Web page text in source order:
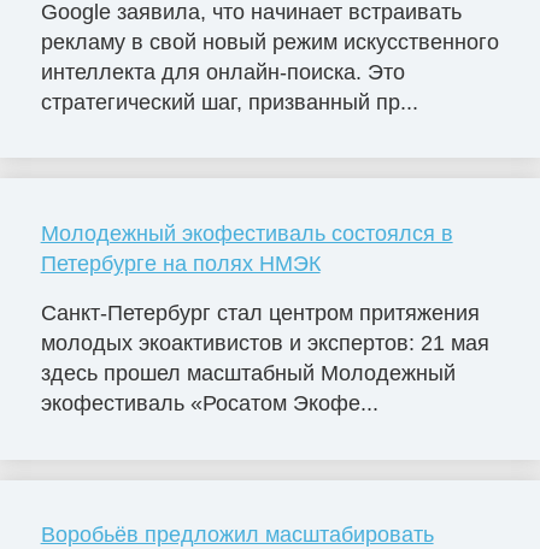
Google заявила, что начинает встраивать
рекламу в свой новый режим искусственного
интеллекта для онлайн-поиска. Это
стратегический шаг, призванный пр...
Молодежный экофестиваль состоялся в
Петербурге на полях НМЭК
Санкт-Петербург стал центром притяжения
молодых экоактивистов и экспертов: 21 мая
здесь прошел масштабный Молодежный
экофестиваль «Росатом Экофе...
Воробьёв предложил масштабировать